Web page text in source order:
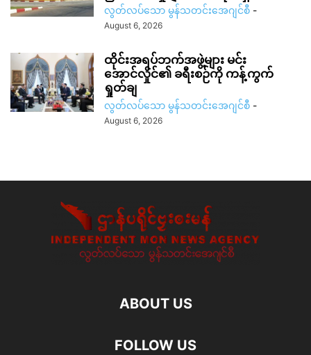
လွတ်လပ်သော မွန်သတင်းအေဂျင်စီ -
August 6, 2026
ထိုင်းအရပ်ဘက်အဖွဲ့များ မင်း
အောင်လှိုင်၏ ခရီးစဉ်ကို ကန့်ကွက်
ရှုတ်ချ
လွတ်လပ်သော မွန်သတင်းအေဂျင်စီ -
August 6, 2026
ABOUT US
FOLLOW US